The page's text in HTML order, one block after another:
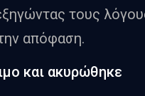
τους
απόφαση.
και ακυρώθηκε